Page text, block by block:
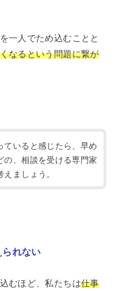
一人でため込むことと
なるという問題に繋が
ていると感じたら、早め
の、相談を受ける専門家
ましょう。
れない
むほど、私たちは仕事